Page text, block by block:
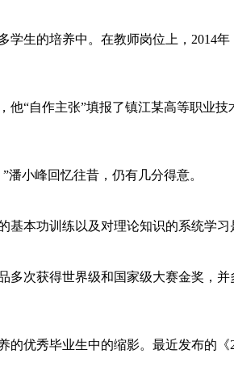
的培养中。在教师岗位上，2014年
“自作主张”填报了镇江某高等职业
小峰回忆往昔，仍有几分得意。
本功训练以及对理论知识的系统学习
次获得世界级和国家级大赛金奖，并
秀毕业生中的缩影。最近发布的《